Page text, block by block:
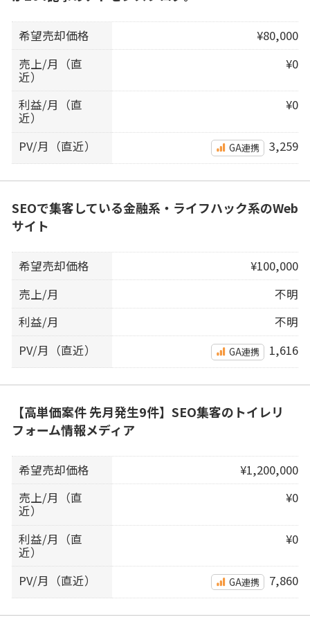
希望売却価格
¥80,000
売上/月（直
近）
¥0
利益/月（直
近）
¥0
PV/月（直近） GA連携 3,259
SEOで集客している金融系・ライフハック系のWeb
サイト
希望売却価格
¥100,000
売上/月
不明
利益/月
不明
PV/月（直近）
GA連携 1,616
【高単価案件 先月発生9件】SEO集客のトイレリ
フォーム情報メディア
希望売却価格
¥1,200,000
売上/月（直
近）
¥0
利益/月（直
近）
¥0
PV/月（直近） GA連携 7,860